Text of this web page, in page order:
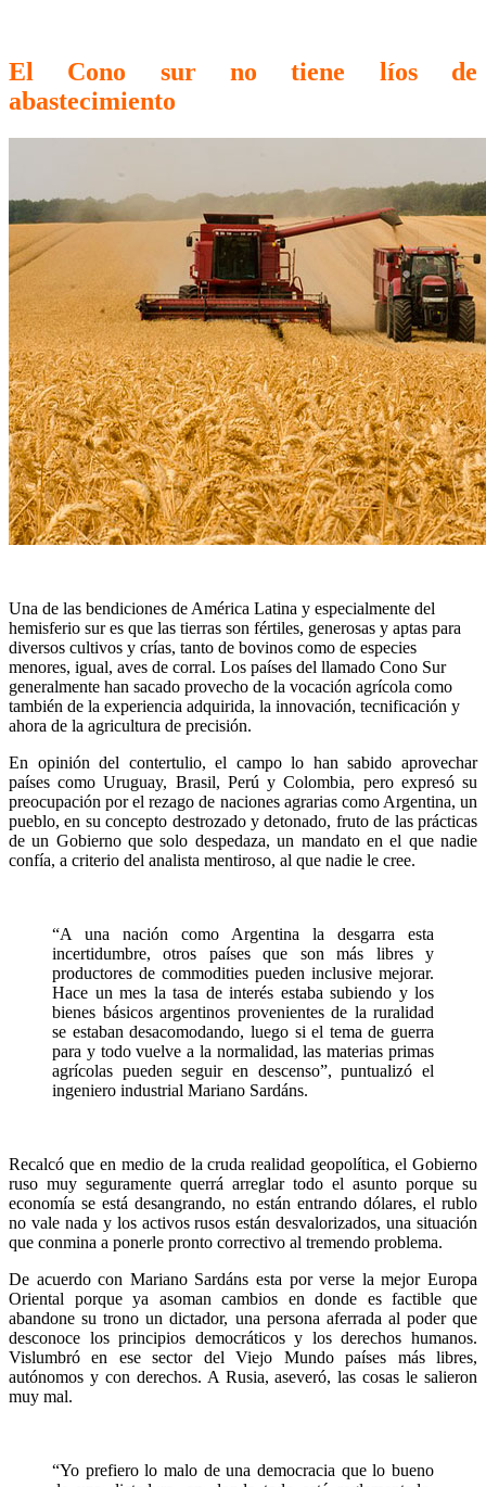
El Cono sur no tiene líos de
abastecimiento
Una de las bendiciones de América Latina y especialmente del
hemisferio sur es que las tierras son fértiles, generosas y aptas para
diversos cultivos y crías, tanto de bovinos como de especies
menores, igual, aves de corral. Los países del llamado Cono Sur
generalmente han sacado provecho de la vocación agrícola como
también de la experiencia adquirida, la innovación, tecnificación y
ahora de la agricultura de precisión.
En opinión del contertulio, el campo lo han sabido aprovechar
países como Uruguay, Brasil, Perú y Colombia, pero expresó su
preocupación por el rezago de naciones agrarias como Argentina, un
pueblo, en su concepto destrozado y detonado, fruto de las prácticas
de un Gobierno que solo despedaza, un mandato en el que nadie
confía, a criterio del analista mentiroso, al que nadie le cree.
“A una nación como Argentina la desgarra esta
incertidumbre, otros países que son más libres y
productores de commodities pueden inclusive mejorar.
Hace un mes la tasa de interés estaba subiendo y los
bienes básicos argentinos provenientes de la ruralidad
se estaban desacomodando, luego si el tema de guerra
para y todo vuelve a la normalidad, las materias primas
agrícolas pueden seguir en descenso”, puntualizó el
ingeniero industrial Mariano Sardáns.
Recalcó que en medio de la cruda realidad geopolítica, el Gobierno
ruso muy seguramente querrá arreglar todo el asunto porque su
economía se está desangrando, no están entrando dólares, el rublo
no vale nada y los activos rusos están desvalorizados, una situación
que conmina a ponerle pronto correctivo al tremendo problema.
De acuerdo con Mariano Sardáns esta por verse la mejor Europa
Oriental porque ya asoman cambios en donde es factible que
abandone su trono un dictador, una persona aferrada al poder que
desconoce los principios democráticos y los derechos humanos.
Vislumbró en ese sector del Viejo Mundo países más libres,
autónomos y con derechos. A Rusia, aseveró, las cosas le salieron
muy mal.
“Yo prefiero lo malo de una democracia que lo bueno